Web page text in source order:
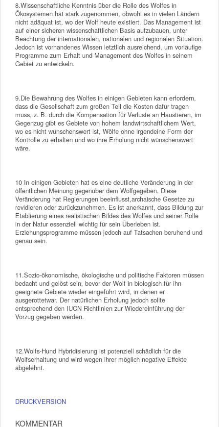
8.Wissenschaftliche Kenntnis über die Rolle des Wolfes in
Ökosystemen hat stark zugenommen, obwohl es in vielen Ländern
nicht adäquat ist, wo der Wolf heute existiert. Das Management ist
auf einer sicheren wissenschaftlichen Basis aufzubauen, unter
Beachtung der internationalen, nationalen und regionalen Situation.
Jedoch ist vorhandenes Wissen letztlich ausreichend, um vorläufige
Programme zum Erhalt und Management des Wolfes in seinem
Gebiet zu entwickeln.
9.Die Bewahrung des Wolfes in einigen Gebieten kann erfordern,
dass die Gesellschaft zum großen Teil die Kosten dafür tragen
muss, z. B. durch die Kompensation für Verluste an Haustieren, im
Gegenzug gibt es Gebiete von hohem landwirtschaftlichem Wert,
wo es nicht wünschenswert ist, Wölfe ohne irgendeine Form der
Kontrolle zu erhalten und wo ihre Erholung nicht wünschenswert
wäre.
10 In einigen Gebieten hat es eine deutliche Veränderung in der
öffentlichen Meinung gegenüber dem Wolfgegeben. Diese
Veränderung hat Regierungen beeinflusst,archaische Gesetze zu
revidieren oder zurückzunehmen. Es ist anerkannt, dass Bildung zur
Etablierung eines realistischen Bildes des Wolfes und seiner Rolle
in der Natur essenziell wichtig für sein Überleben ist.
Erziehungsprogramme müssen jedoch auf Tatsachen beruhend und
genau sein.
11.Sozio-ökonomische, ökologische und politische Faktoren müssen
bedacht und gelöst sein, bevor der Wolf in biologisch für ihn
geeignete Gebiete wieder eingeführt wird, in denen er
ausgerottetwar. Der natürlichen Erholung jedoch sollte
entsprechend den IUCN Richtlinien zur Wiedereinführung der
Vorzug gegeben werden.
12.Wolfs-Hund Hybridisierung ist potenziell schädlich für die
Wolfserhaltung und wird wegen ihrer möglich negative Effekte
abgelehnt.
DRUCKVERSION
KOMMENTAR